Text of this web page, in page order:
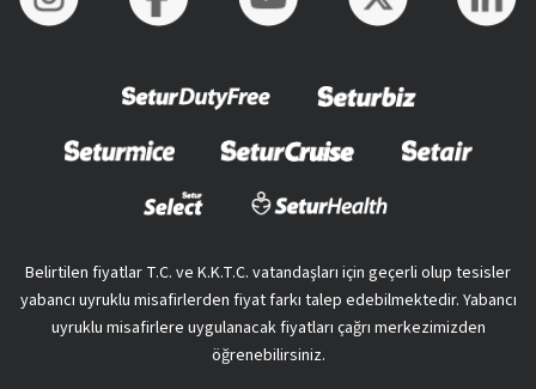
Belirtilen fiyatlar T.C. ve K.K.T.C. vatandaşları için geçerli olup tesisler
yabancı uyruklu misafirlerden fiyat farkı talep edebilmektedir. Yabancı
uyruklu misafirlere uygulanacak fiyatları çağrı merkezimizden
öğrenebilirsiniz.